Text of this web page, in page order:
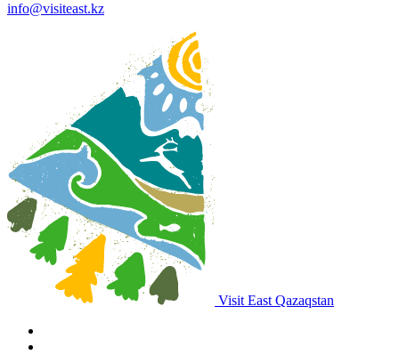
info@visiteast.kz
Visit East Qazaqstan